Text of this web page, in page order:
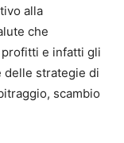
alla
che
e infatti gli
delle strategie di
scambio